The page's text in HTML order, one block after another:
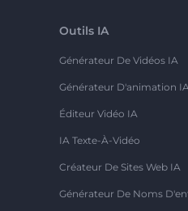
Outils IA
Générateur De Vidéos IA
Générateur D'animation IA
Éditeur Vidéo IA
IA Texte-À-Vidéo
Créateur De Sites Web IA
Générateur De Noms